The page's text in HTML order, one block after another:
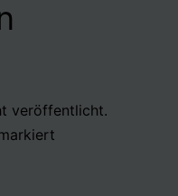
veröffentlicht.